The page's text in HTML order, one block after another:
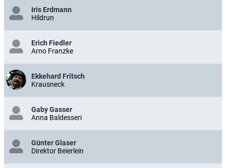
Iris Erdmann
Hildrun
Erich Fiedler
Arno Franzke
Ekkehard Fritsch
Krausneck
Gaby Gasser
Anna Baldesseri
Günter Glaser
Direktor Beierlein